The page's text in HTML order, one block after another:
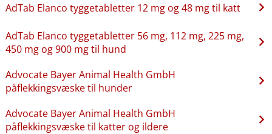
AdTab Elanco tyggetabletter 12 mg og 48 mg til katt
AdTab Elanco tyggetabletter 56 mg, 112 mg, 225 mg,
450 mg og 900 mg til hund
Advocate Bayer Animal Health GmbH
påflekkingsvæske til hunder
Advocate Bayer Animal Health GmbH
påflekkingsvæske til katter og ildere